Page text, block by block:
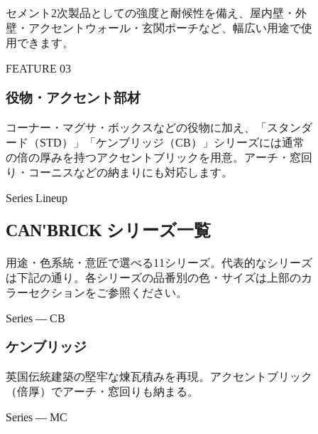
セメント2次製品としての強度と耐候性を備え、屋内壁・外
壁・アクセントウォール・玄関ポーチなど、幅広い用途で使
用できます。
FEATURE 03
役物・アクセント部材
コーナー・マグサ・ボックスなどの役物に加え、「スタンダ
ード（STD）」「ケンブリッジ（CB）」シリーズには通常
の倍の厚みを持つアクセントブリックを用意。アーチ・窓回
り・コーニスなどの納まりにも対応します。
Series Lineup
CAN'BRICK シリーズ一覧
用途・色系統・意匠で選べる11シリーズ。代表的なシリーズ
は下記の通り。各シリーズの品番別の色・サイズは上部のカ
ラーセクションをご参照ください。
Series — CB
ケンブリッジ
英国伝統建築の堅牢な煉瓦積みを再現。アクセントブリック
（倍厚）でアーチ・窓回りも納まる。
Series — MC